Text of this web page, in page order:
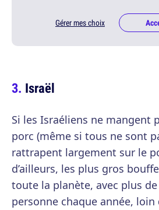
Gérer mes choix
Israël
Si les Israéliens ne mangent
porc (même si tous ne sont
rattrapent largement sur le
d’ailleurs, les plus gros
toute la planète, avec plus
personne chaque année, loin